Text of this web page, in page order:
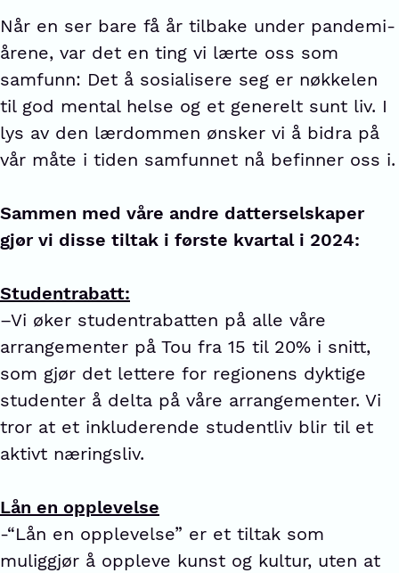
Når en ser bare få år tilbake under pandemi-
årene, var det en ting vi lærte oss som
samfunn: Det å sosialisere seg er nøkkelen
til god mental helse og et generelt sunt liv. I
lys av den lærdommen ønsker vi å bidra på
vår måte i tiden samfunnet nå befinner oss i.
Sammen med våre andre datterselskaper
gjør vi disse tiltak i første kvartal i 2024:
Studentrabatt:
–Vi øker studentrabatten på alle våre
arrangementer på Tou fra 15 til 20% i snitt,
som gjør det lettere for regionens dyktige
studenter å delta på våre arrangementer. Vi
tror at et inkluderende studentliv blir til et
aktivt næringsliv.
Lån en opplevelse
-“Lån en opplevelse” er et tiltak som
muliggjør å oppleve kunst og kultur, uten at